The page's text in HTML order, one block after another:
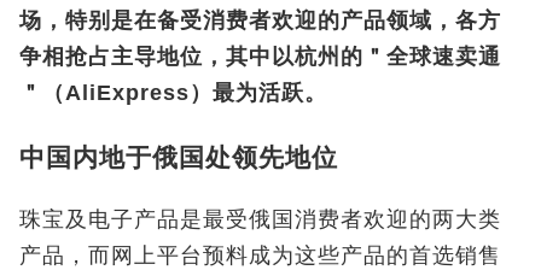
场，特别是在备受消费者欢迎的产品领域，各方
争相抢占主导地位，其中以杭州的＂全球速卖通
＂（AliExpress）最为活跃。
中国内地于俄国处领先地位
珠宝及电子产品是最受俄国消费者欢迎的两大类
产品，而网上平台预料成为这些产品的首选销售